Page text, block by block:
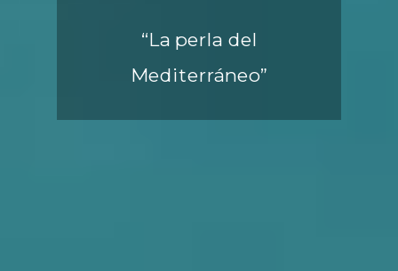
“La perla del
Mediterráneo”